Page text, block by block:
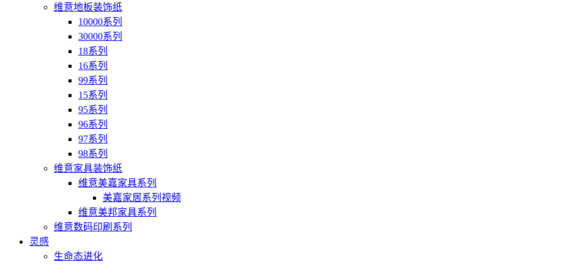
维意地板装饰纸
10000系列
30000系列
18系列
16系列
99系列
15系列
95系列
96系列
97系列
98系列
维意家具装饰纸
维意美嘉家具系列
美嘉家居系列视频
维意美邦家具系列
维意数码印刷系列
灵感
生命态进化